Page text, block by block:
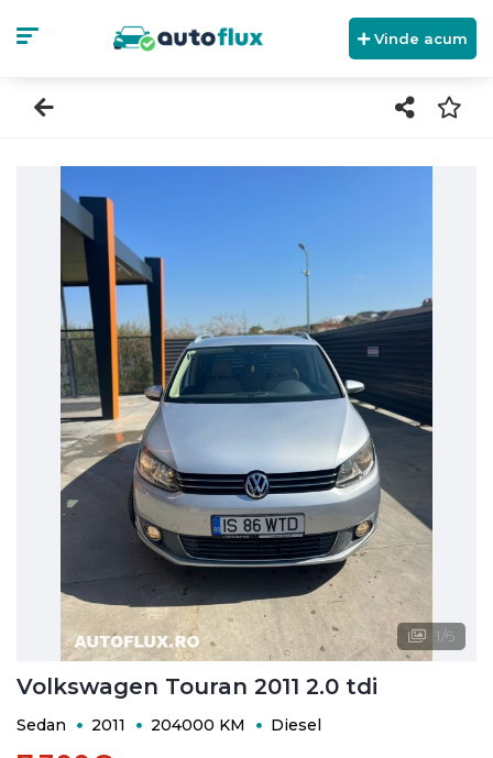
Vinde acum
1/6
Volkswagen Touran 2011 2.0 tdi
Sedan 2011 204000 KM Diesel